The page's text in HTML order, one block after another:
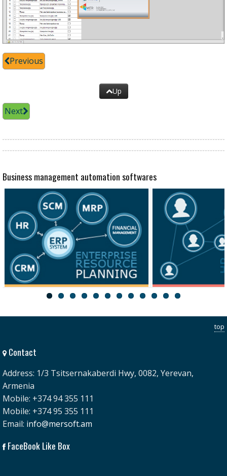
Previous
Up
Next
Business management automation softwares
HRM
top
Contact
Address: 1/3 Tsitsernakaberdi Hwy, 0082, Yerevan,
Armenia
Mobile: +374 94 355 111
Mobile: +374 95 355 111
Email: info@mersoft.am
FaceBook Like Box